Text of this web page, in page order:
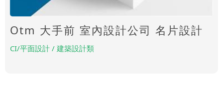
Otm 大手前 室內設計公司 名片設計
CI/平面設計 / 建築設計類